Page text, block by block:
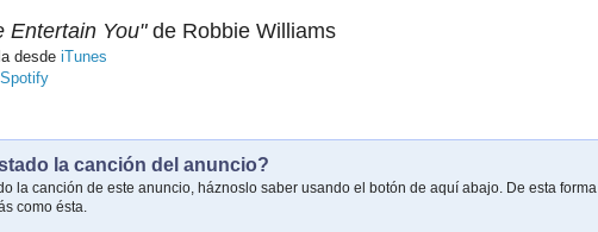
Entertain You"de Robbie Williams
desde iTunes
Spotify
la canción del anuncio?
la canción de este anuncio, háznoslo saber usando el botón de aquí abajo. De esta forma
como ésta.